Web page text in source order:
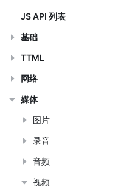
JS API 列表
基础
TTML
网络
媒体
图片
录音
音频
视频